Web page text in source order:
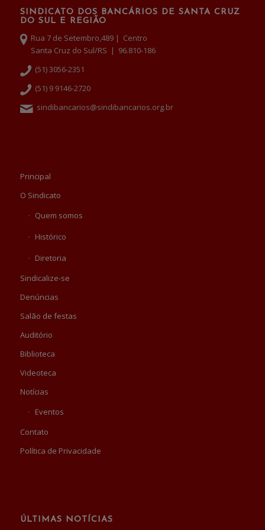
SINDICATO DOS BANCÁRIOS DE SANTA CRUZ
DO SUL E REGIÃO
Rua 7 de Setembro,489 | Centro
Santa Cruz do Sul/RS | 96.810-186
(51) 3056-2351
(51) 9 9146-2720
sindibancarios@sindibancarios.org.br
Principal
O Sindicato
Quem somos
Histórico
Diretoria
Sindicalize-se
Denúncias
Salão de festas
Auditório
Biblioteca
Videoteca
Notícias
Eventos
Contato
Política de Privacidade
ÚLTIMAS NOTÍCIAS